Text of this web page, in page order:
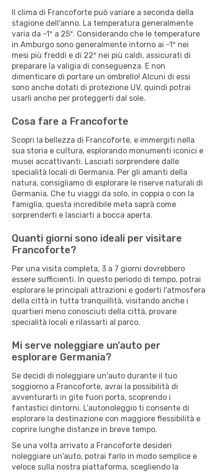
Il clima di Francoforte può variare a seconda della
stagione dell'anno. La temperatura generalmente
varia da -1º a 25º. Considerando che le temperature
in Amburgo sono generalmente intorno ai -1º nei
mesi più freddi e di 22º nei più caldi, assicurati di
preparare la valigia di conseguenza. E non
dimenticare di portare un ombrello! Alcuni di essi
sono anche dotati di protezione UV, quindi potrai
usarli anche per proteggerti dal sole.
Cosa fare a Francoforte
Scopri la bellezza di Francoforte, e immergiti nella
sua storia e cultura, esplorando monumenti iconici e
musei accattivanti. Lasciati sorprendere dalle
specialità locali di Germania. Per gli amanti della
natura, consigliamo di esplorare le riserve naturali di
Germania. Che tu viaggi da solo, in coppia o con la
famiglia, questa incredibile meta saprà come
sorprenderti e lasciarti a bocca aperta.
Quanti giorni sono ideali per visitare
Francoforte?
Per una visita completa, 3 a 7 giorni dovrebbero
essere sufficienti. In questo periodo di tempo, potrai
esplorare le principali attrazioni e goderti l'atmosfera
della città in tutta tranquillità, visitando anche i
quartieri meno conosciuti della città, provare
specialità locali e rilassarti al parco.
Mi serve noleggiare un'auto per
esplorare Germania?
Se decidi di noleggiare un'auto durante il tuo
soggiorno a Francoforte, avrai la possibilità di
avventurarti in gite fuori porta, scoprendo i
fantastici dintorni. L’autonoleggio ti consente di
esplorare la destinazione con maggiore flessibilità e
coprire lunghe distanze in breve tempo.
Se una volta arrivato a Francoforte desideri
noleggiare un'auto, potrai farlo in modo semplice e
veloce sulla nostra piattaforma, scegliendo la